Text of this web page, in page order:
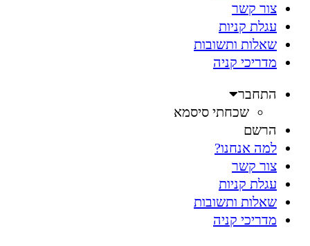
צור קשר
עגלת קניות
שאלות ותשובות
מדריכי קניה
התחבר
שכחתי סיסמא
הרשם
למה אנחנו?
צור קשר
עגלת קניות
שאלות ותשובות
מדריכי קניה